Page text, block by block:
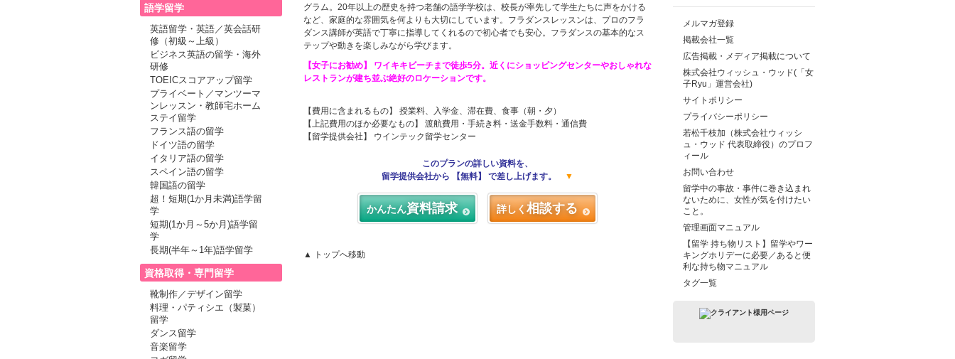
語学留学
英語留学・英語／英会話研
修（初級～上級）
ビジネス英語の留学・海外
研修
TOEICスコアアップ留学
プライベート／マンツーマ
ンレッスン・教師宅ホーム
ステイ留学
フランス語の留学
ドイツ語の留学
イタリア語の留学
スペイン語の留学
韓国語の留学
超！短期(1か月未満)語学留
学
短期(1か月～5か月)語学留
学
長期(半年～1年)語学留学
資格取得・専門留学
靴制作／デザイン留学
料理・パティシエ（製菓）
留学
ダンス留学
音楽留学
グラム。20年以上の歴史を持つ老舗の語学学校は、校長が率先して学生たちに声をかける
など、家庭的な雰囲気を何よりも大切にしています。フラダンスレッスンは、プロのフラ
ダンス講師が英語で丁寧に指導してくれるので初心者でも安心。フラダンスの基本的なス
テップや動きを楽しみながら学びます。
【女子にお勧め】 ワイキキビーチまで徒歩5分。近くにショッピングセンターやおしゃれな
レストランが建ち並ぶ絶好のロケーションです。
【費用に含まれるもの】 授業料、入学金、滞在費、食事（朝・夕）
【上記費用のほか必要なもの】 渡航費用・手続き料・送金手数料・通信費
【留学提供会社】 ウインテック留学センター
このプランの詳しい資料を、
留学提供会社から 【無料】 で差し上げます。
▼
かんたん資料請求 詳しく相談する
▲ トップへ移動
メルマガ登録
掲載会社一覧
広告掲載・メディア掲載について
株式会社ウィッシュ・ウッド(「女
子Ryu」運営会社)
サイトポリシー
プライバシーポリシー
若松千枝加（株式会社ウィッシ
ュ・ウッド 代表取締役）のプロフ
ィール
お問い合わせ
留学中の事故・事件に巻き込まれ
ないために、女性が気を付けたい
こと。
管理画面マニュアル
【留学 持ち物リスト】留学やワー
キングホリデーに必要／あると便
利な持ち物マニュアル
タグ一覧